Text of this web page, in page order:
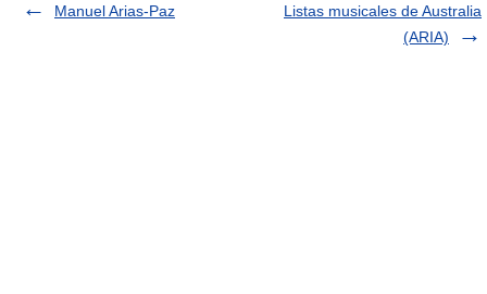
Manuel Arias-Paz
Listas musicales de Australia
(ARIA)